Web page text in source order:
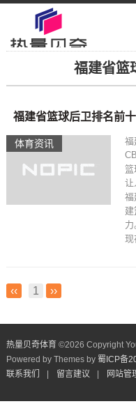
福建省篮
体育资讯
福建省篮球后卫排名前十
福
篮
让
福
现
‹‹ 1 ››
热量贝奇体育 ©2026 Copyright
Powered by Themes by 蜀ICP备
联系我们
留言建议 网站管